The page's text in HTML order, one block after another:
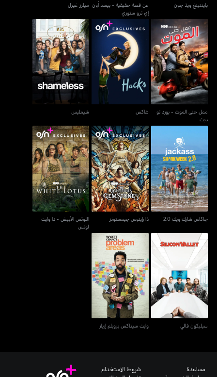
باينتينغ ويذ جون
عن قصة حقيقية - بيسد أون
إي ترو ستوري
ميلرز غيرل
ممل حتى الموت - بورد تو
ديث
ممل حتى الموت - بورد تو
ديث
هاكس
هاكس
شيمليس
شيمليس
جاكاس شارك ويك 2.0
جاكاس شارك ويك 2.0
ذا رايتوس جيمستونز
ذا رايتوس جيمستونز
اللوتس الأبيض - ذا وايت
لوتس
اللوتس الأبيض - ذا وايت
لوتس
سيليكون فالي
سيليكون فالي
وايت سيناكس بروبلم إرياز
وايت سيناكس بروبلم إرياز
مساعدة
شروط الاستخدام